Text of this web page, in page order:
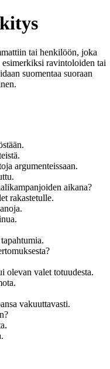
tai henkilöön, joka
ravintoloiden tai
suomentaa suoraan
argumenteissaan.
aikana?
rakastetulle.
olevan valet totuudesta.
vakuuttavasti.